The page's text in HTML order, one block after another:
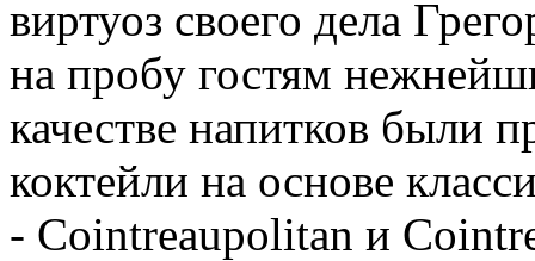
виртуоз своего дела
на пробу гостям
качестве напитков были
коктейли на основе
- Cointreaupolitan и